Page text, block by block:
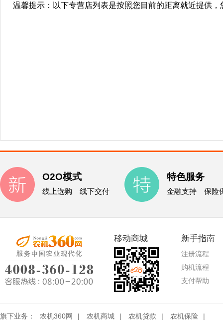
温馨提示：以下专营店列表是按照您目前的距离就近提供
O2O模式
线上选购 线下交付
特色服务
金融支持 保险
移动商城 新手指南
注册流程
购机流程
支付帮助
旗下业务： 农机360网 | 农机商城 | 农机贷款 | 农机保险 |